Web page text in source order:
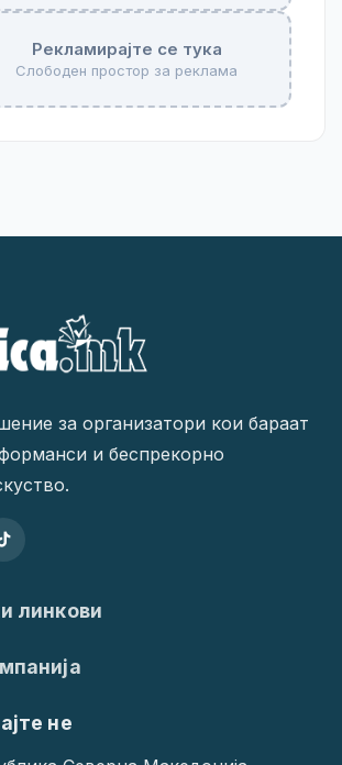
Рекламирајте се тука
Слободен простор за реклама
за организатори кои бараат
и беспрекорно
линкови
не